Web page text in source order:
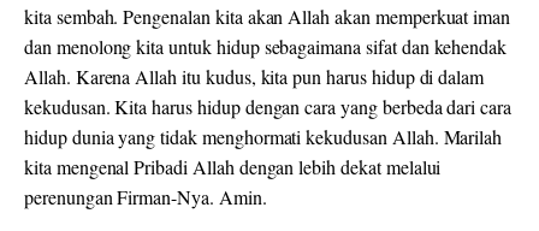
kita sembah. Pengenalan kita akan Allah akan memperkuat iman
dan menolong kita untuk hidup sebagaimana sifat dan kehendak
Allah. Karena Allah itu kudus, kita pun harus hidup di dalam
kekudusan. Kita harus hidup dengan cara yang berbeda dari cara
hidup dunia yang tidak menghormati kekudusan Allah. Marilah
kita mengenal Pribadi Allah dengan lebih dekat melalui
perenungan Firman-Nya. Amin.